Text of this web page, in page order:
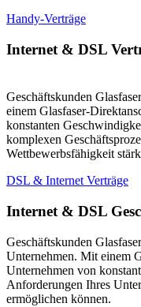
Handy-Verträge
Internet & DSL
Geschäftskunden
einem Glasfaser-
konstanten
komplexen
Wettbewerbsfähigkeit
DSL & Internet Verträge
Internet & DSL
Geschäftskunden
Unternehmen. Mit einem
Unternehmen von
Anforderungen Ihres
ermöglichen können.